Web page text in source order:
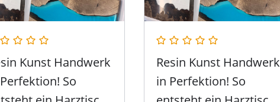
Kunst Handwerk
So
Resin Kunst Handwerk
in Perfektion! So